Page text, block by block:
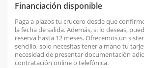
Financiación disponible
Paga a plazos tu crucero desde que
la fecha de salida. Además, si lo deseas,
reserva hasta 12 meses. Ofrecemos un
sencillo, solo necesitas tener a mano tu
necesidad de presentar documentación
contratación online o telefónica.